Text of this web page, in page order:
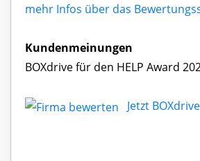
mehr Infos über das
Kundenmeinungen
BOXdrive für den HELP Award
Jetzt